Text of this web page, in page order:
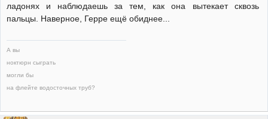
ладонях и наблюдаешь за тем, как она вытекает сквозь
пальцы. Наверное, Герре ещё обиднее...
А вы
ноктюрн сыграть
могли бы
на флейте водосточных труб?